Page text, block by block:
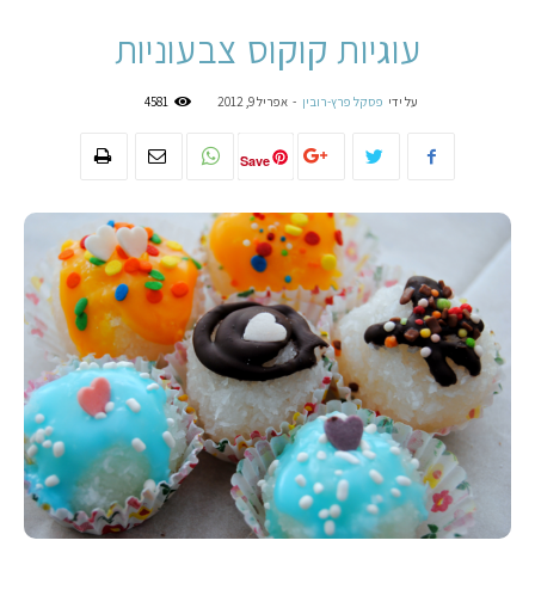
עוגיות קוקוס צבעוניות
על ידי פסקל פרץ-רובין - אפריל 9, 2012 4581
Save